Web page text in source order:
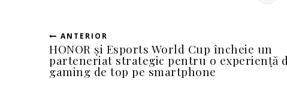
ANTERIOR
HONOR și Esports World Cup încheie un
parteneriat strategic pentru o experiență
gaming de top pe smartphone